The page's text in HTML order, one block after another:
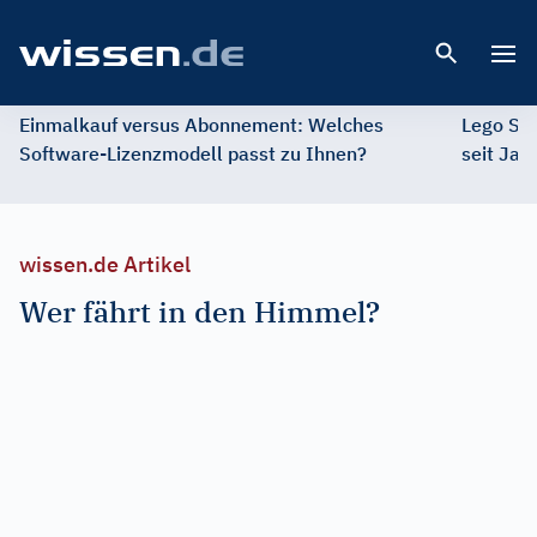
Einmalkauf versus Abonnement: Welches
Software-Lizenzmodell passt zu Ihnen?
Lego
seit
wissen.de Artikel
Wer fährt in den Himmel?